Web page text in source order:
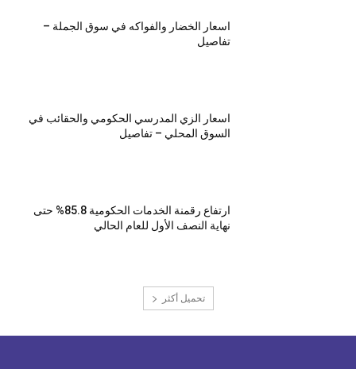
اسعار الخضار والفواكه في سوق الجملة –
تفاصيل
اسعار الزي المدرسي الحكومي والحقائب في
السوق المحلي – تفاصيل
ارتفاع رقمنة الخدمات الحكومية 85.8% حتى
نهاية النصف الأول للعام الحالي
تحميل أكثر